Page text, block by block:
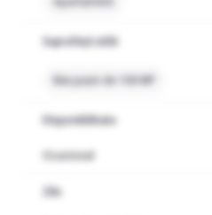
Suprafață utilă
Mai puțin de 100 MP
Disponibilitate
Ocazional
Zile